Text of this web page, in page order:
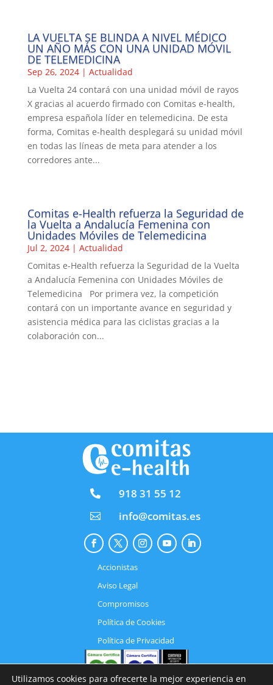
LA VUELTA SE BLINDA A NIVEL MÉDICO
UN AÑO MÁS CON UNA UNIDAD MÓVIL
DE TELEMEDICINA
Sep 26, 2024| Actualidad
La Vuelta 24 contará con una unidad móvil de rayos
X gracias al acuerdo firmado con Comitas e-health,
empresa española líder en telemedicina. De esta
forma, Comitas e-health desplegará su unidad móvil
en todas las líneas de meta para atender a los
corredores ante...
Comitas e-Health refuerza la Seguridad de
la Vuelta a Andalucía Femenina con
Unidades Móviles de Telemedicina
Jul 2, 2024| Actualidad
Comitas e-Health refuerza la Seguridad de la Vuelta
a Andalucía Femenina con Unidades Móviles de
Telemedicina Por primera vez, la competición
contará con un importante avance en seguridad y
asistencia médica para las ciclistas gracias a la
colaboración con...
 918 31 55 12
 info@comitas.es
Accionistas
Aviso Legal
Compromisos
Política de Cookies
Política de Privacidad
Utilizamos cookies para ofrecerte la mejor experiencia en